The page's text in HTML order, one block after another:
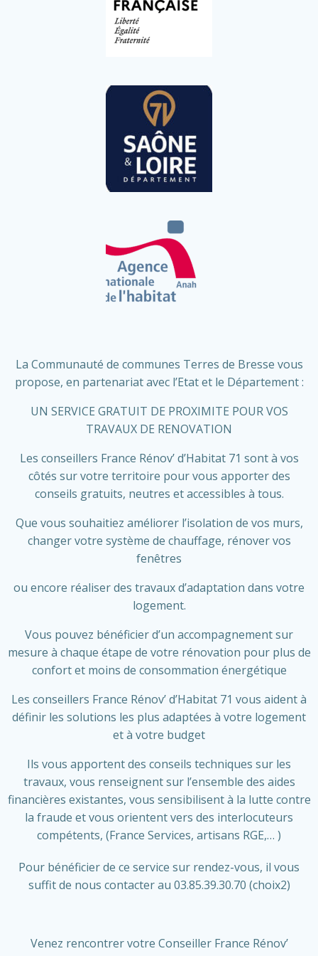
La Communauté de communes Terres de Bresse vous
propose, en partenariat avec l’Etat et le Département :
UN SERVICE GRATUIT DE PROXIMITE POUR VOS
TRAVAUX DE RENOVATION
Les conseillers France Rénov’ d’Habitat 71 sont à vos
côtés sur votre territoire pour vous apporter des
conseils gratuits, neutres et accessibles à tous.
Que vous souhaitiez améliorer l’isolation de vos murs,
changer votre système de chauffage, rénover vos
fenêtres
ou encore réaliser des travaux d’adaptation dans votre
logement.
Vous pouvez bénéficier d’un accompagnement sur
mesure à chaque étape de votre rénovation pour plus de
confort et moins de consommation énergétique
Les conseillers France Rénov’ d’Habitat 71 vous aident à
définir les solutions les plus adaptées à votre logement
et à votre budget
Ils vous apportent des conseils techniques sur les
travaux, vous renseignent sur l’ensemble des aides
financières existantes, vous sensibilisent à la lutte contre
la fraude et vous orientent vers des interlocuteurs
compétents, (France Services, artisans RGE,… )
Pour bénéficier de ce service sur rendez-vous, il vous
suffit de nous contacter au 03.85.39.30.70 (choix2)
Venez rencontrer votre Conseiller France Rénov’